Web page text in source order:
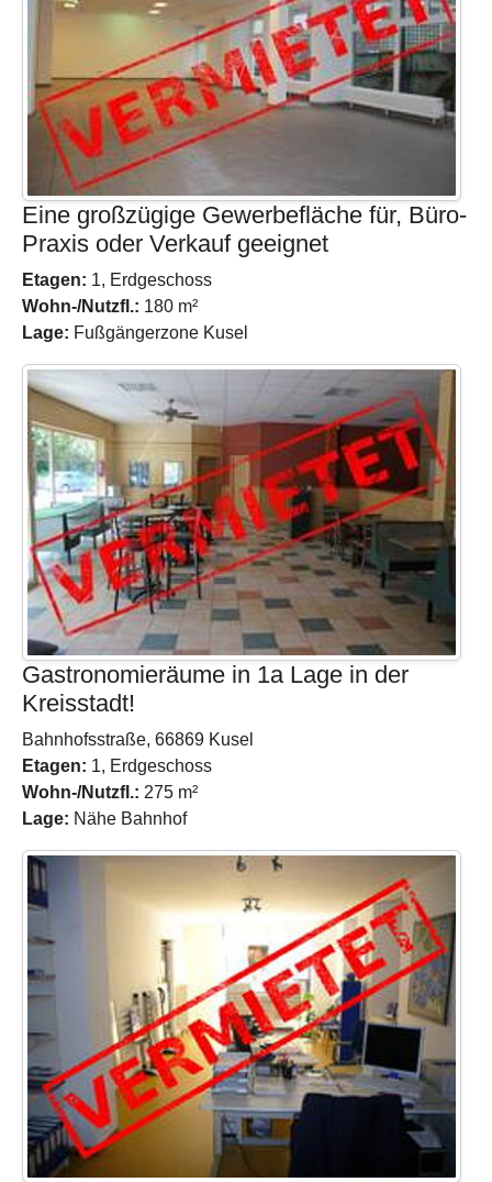
Eine großzügige Gewerbefläche für, Büro-
Praxis oder Verkauf geeignet
Etagen: 1, Erdgeschoss
Wohn-/Nutzfl.: 180 m²
Lage: Fußgängerzone Kusel
Gastronomieräume in 1a Lage in der
Kreisstadt!
Bahnhofsstraße, 66869 Kusel
Etagen: 1, Erdgeschoss
Wohn-/Nutzfl.: 275 m²
Lage: Nähe Bahnhof